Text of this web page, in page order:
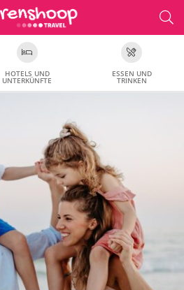
HOTELS UND
UNTERKÜNFTE
ESSEN UND
TRINKEN